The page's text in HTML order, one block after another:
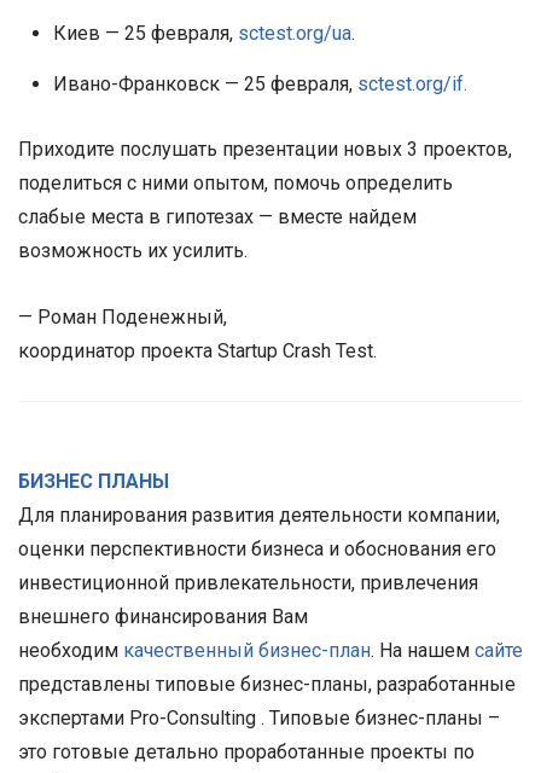
Киев — 25 февраля, sctest.org/ua.
Ивано-Франковск — 25 февраля, sctest.org/if.
Приходите послушать презентации новых 3 проектов,
поделиться с ними опытом, помочь определить
слабые места в гипотезах — вместе найдем
возможность их усилить.
— Роман Поденежный,
координатор проекта Startup Crash Test.
БИЗНЕС ПЛАНЫ
Для планирования развития деятельности компании,
оценки перспективности бизнеса и обоснования его
инвестиционной привлекательности, привлечения
внешнего финансирования Вам
необходим качественный бизнес-план. На нашем сайте
представлены типовые бизнес-планы, разработанные
экспертами Pro-Consulting . Типовые бизнес-планы –
это готовые детально проработанные проекты по